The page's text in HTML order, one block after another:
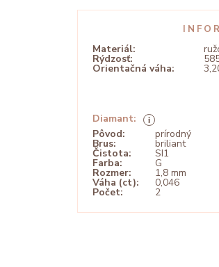
Materiál:
Rýdzosť:
Orientačná váha:
Diamant:
Pôvod:
prírodný
Brus: briliant
Čistota: SI1
Farba: G
Rozmer: 1,8 mm
Váha (ct): 0,046
Počet: 2